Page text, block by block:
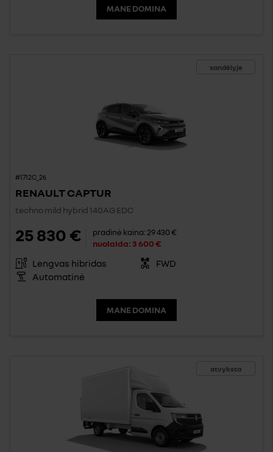
MANE DOMINA
sandėlyje
#1712C_26
RENAULT CAPTUR
techno mild hybrid 140AG EDC
25 830 € pradinė kaina: 29 430 €
nuolaida: 3 600 €
Lengvas hibridas
FWD
Automatinė
MANE DOMINA
atvyksta